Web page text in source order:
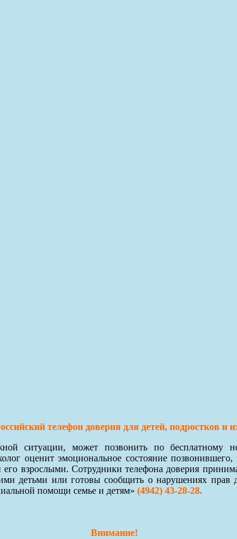
телефон доверия для детей, подростков и
ситуации, может позвонить по бесплатному
оценит эмоциональное состояние
взрослыми. Сотрудники телефона доверия
детьми или готовы сообщить о нарушениях прав
помощи семье и детям» (4942) 43-28-28.
Внимание!